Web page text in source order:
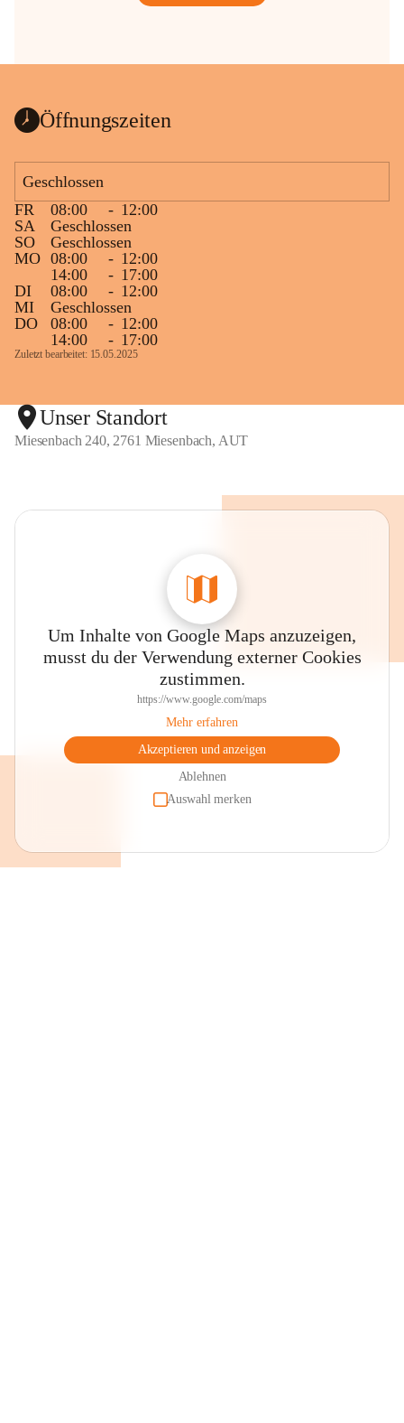
Öffnungszeiten
Geschlossen
FR
08:00 - 12:00
SA
Geschlossen
SO
Geschlossen
MO 08:00 - 12:00
14:00
- 17:00
DI
08:00 - 12:00
MI
Geschlossen
DO
08:00 - 12:00
14:00
- 17:00
Zuletzt bearbeitet: 15.05.2025
Unser Standort
Miesenbach 240, 2761 Miesenbach, AUT
Um Inhalte von Google Maps anzuzeigen,
musst du der Verwendung externer Cookies
zustimmen.
https://www.google.com/maps
Mehr erfahren
Akzeptieren und anzeigen
Ablehnen
Auswahl merken